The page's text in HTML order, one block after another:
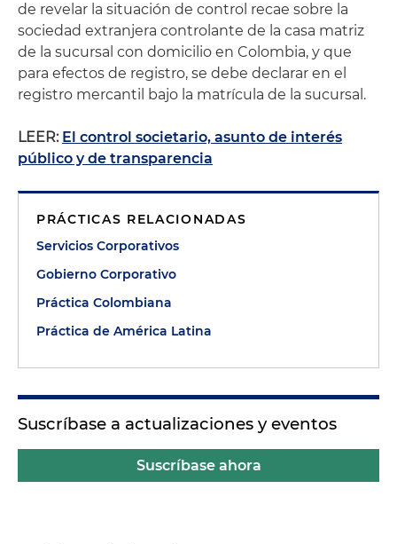
de revelar la situación de control recae sobre la
sociedad extranjera controlante de la casa matriz
de la sucursal con domicilio en Colombia, y que
para efectos de registro, se debe declarar en el
registro mercantil bajo la matrícula de la sucursal.
LEER: El control societario, asunto de interés
público y de transparencia
PRÁCTICAS RELACIONADAS
Servicios Corporativos
Gobierno Corporativo
Práctica Colombiana
Práctica de América Latina
Suscríbase a actualizaciones y eventos
Suscríbase ahora